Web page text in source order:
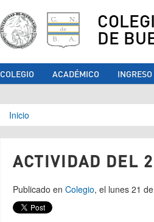
DE
COLEGIO ACADÉMICO INGRESO
Se encuentra
Inicio
ACTIVIDAD DEL
Publicado en Colegio, el lunes 21